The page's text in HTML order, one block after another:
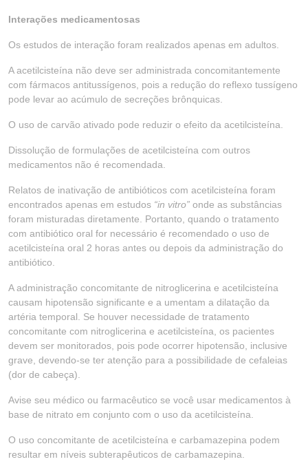
Interações medicamentosas
Os estudos de interação foram realizados apenas em adultos.
A acetilcisteína não deve ser administrada concomitantemente
com fármacos antitussígenos, pois a redução do reflexo tussígeno
pode levar ao acúmulo de secreções brônquicas.
O uso de carvão ativado pode reduzir o efeito da acetilcisteína.
Dissolução de formulações de acetilcisteína com outros
medicamentos não é recomendada.
Relatos de inativação de antibióticos com acetilcisteína foram
encontrados apenas em estudos “in vitro” onde as substâncias
foram misturadas diretamente. Portanto, quando o tratamento
com antibiótico oral for necessário é recomendado o uso de
acetilcisteína oral 2 horas antes ou depois da administração do
antibiótico.
A administração concomitante de nitroglicerina e acetilcisteína
causam hipotensão significante e a umentam a dilatação da
artéria temporal. Se houver necessidade de tratamento
concomitante com nitroglicerina e acetilcisteína, os pacientes
devem ser monitorados, pois pode ocorrer hipotensão, inclusive
grave, devendo-se ter atenção para a possibilidade de cefaleias
(dor de cabeça).
Avise seu médico ou farmacêutico se você usar medicamentos à
base de nitrato em conjunto com o uso da acetilcisteína.
O uso concomitante de acetilcisteína e carbamazepina podem
resultar em níveis subterapêuticos de carbamazepina.